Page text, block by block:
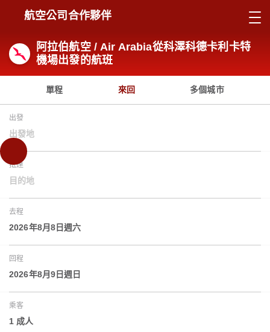
航空公司合作夥伴
阿拉伯航空 / Air Arabia從科澤科德卡利卡特
機場出發的航班
單程 來回 多個城市
出發
出發地
抵達
目的地
去程
2026年8月8日週六
回程
2026年8月9日週日
乘客
1 成人